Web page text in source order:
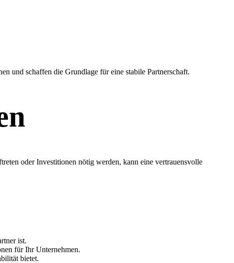
und schaffen die Grundlage für eine stabile Partnerschaft.
oder Investitionen nötig werden, kann eine vertrauensvolle
ist.
für Ihr Unternehmen.
bietet.